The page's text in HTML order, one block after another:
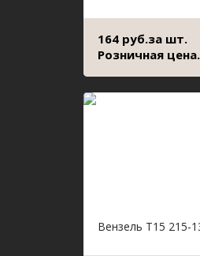
164 руб.за шт.
Розничная цена.
Вензель Т15 215-